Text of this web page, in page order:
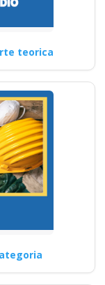
teorica